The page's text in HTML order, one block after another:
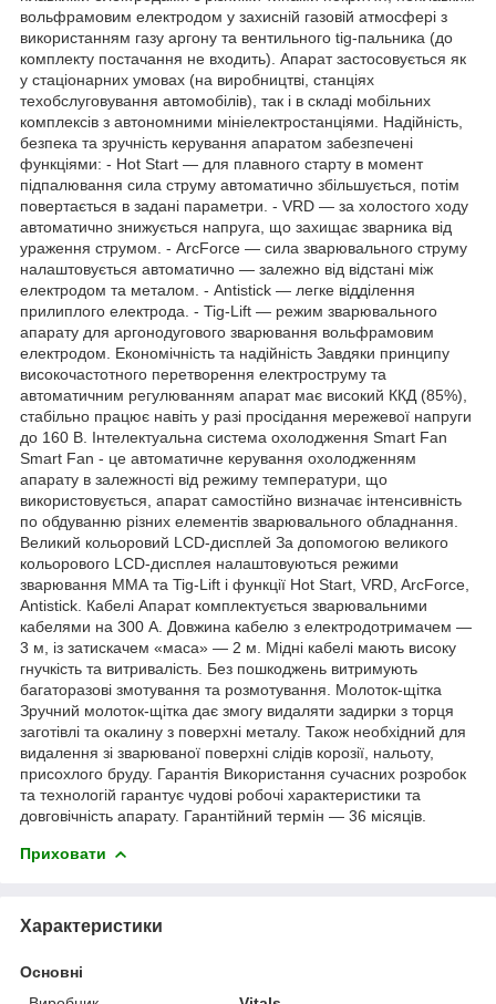
вольфрамовим електродом у захисній газовій атмосфері з
використанням газу аргону та вентильного tig-пальника (до
комплекту постачання не входить). Апарат застосовується як
у стаціонарних умовах (на виробництві, станціях
техобслуговування автомобілів), так і в складі мобільних
комплексів з автономними мініелектростанціями. Надійність,
безпека та зручність керування апаратом забезпечені
функціями: - Hot Start — для плавного старту в момент
підпалювання сила струму автоматично збільшується, потім
повертається в задані параметри. - VRD — за холостого ходу
автоматично знижується напруга, що захищає зварника від
ураження струмом. - ArcForce — сила зварювального струму
налаштовується автоматично — залежно від відстані між
електродом та металом. - Antistick — легке відділення
прилиплого електрода. - Tig-Lift — режим зварювального
апарату для аргонодугового зварювання вольфрамовим
електродом. Економічність та надійність Завдяки принципу
високочастотного перетворення електроструму та
автоматичним регулюванням апарат має високий ККД (85%),
стабільно працює навіть у разі просідання мережевої напруги
до 160 В. Інтелектуальна система охолодження Smart Fan
Smart Fan - це автоматичне керування охолодженням
апарату в залежності від режиму температури, що
використовується, апарат самостійно визначає інтенсивність
по обдуванню різних елементів зварювального обладнання.
Великий кольоровий LCD-дисплей За допомогою великого
кольорового LCD-дисплея налаштовуються режими
зварювання ММА та Tig-Lift і функції Hot Start, VRD, ArcForce,
Antistick. Кабелі Апарат комплектується зварювальними
кабелями на 300 А. Довжина кабелю з електродотримачем —
3 м, із затискачем «маса» — 2 м. Мідні кабелі мають високу
гнучкість та витривалість. Без пошкоджень витримують
багаторазові змотування та розмотування. Молоток-щітка
Зручний молоток-щітка дає змогу видаляти задирки з торця
заготівлі та окалину з поверхні металу. Також необхідний для
видалення зі зварюваної поверхні слідів корозії, нальоту,
присохлого бруду. Гарантія Використання сучасних розробок
та технологій гарантує чудові робочі характеристики та
довговічність апарату. Гарантійний термін — 36 місяців.
Приховати
Характеристики
Основні